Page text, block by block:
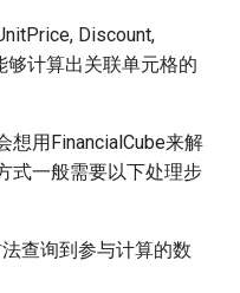
Discount,
够计算出关联单元格的
想用FinancialCube来解
式一般需要以下处理步
查询到参与计算的数